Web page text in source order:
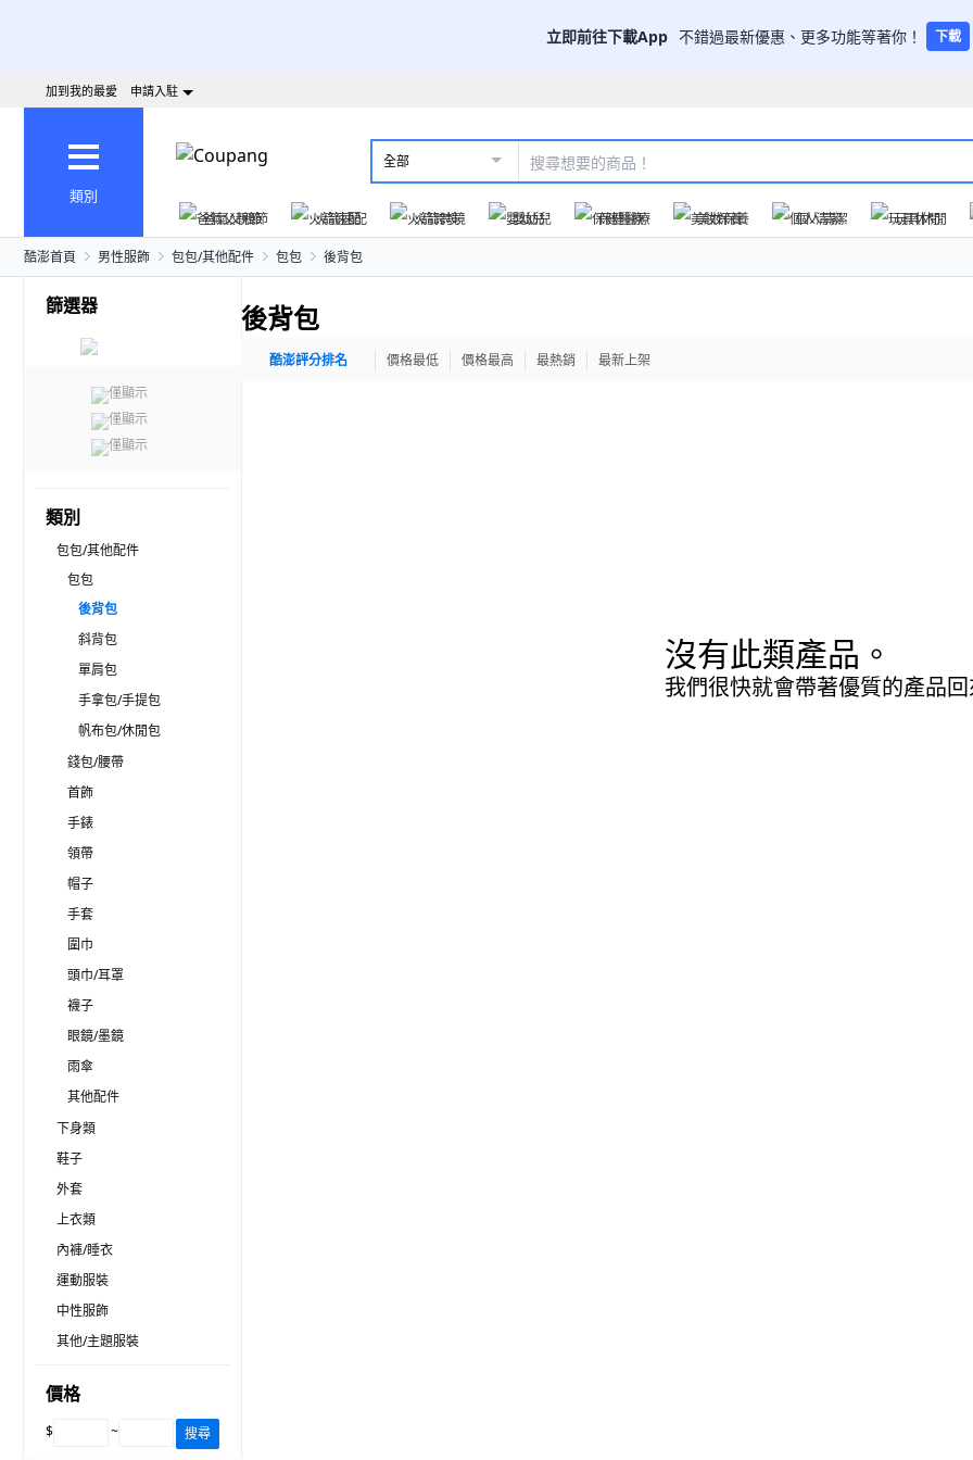
立即前往下載App 不錯過最新優惠、更多功能等著你！ 下載
加到我的最愛 申請入駐
類別
全部
爸氣父親節 火箭速配 火箭跨境 嬰幼兒 保健醫療 美妝保養 個人清潔 玩具休閒
酷澎首頁 男性服飾 包包/其他配件 包包 後背包
篩選器
僅顯示
僅顯示
僅顯示
類別
包包/其他配件
包包
後背包
斜背包
單肩包
手拿包/手提包
帆布包/休閒包
錢包/腰帶
首飾
手錶
領帶
帽子
手套
圍巾
頭巾/耳罩
襪子
眼鏡/墨鏡
雨傘
其他配件
下身類
鞋子
外套
上衣類
內褲/睡衣
運動服裝
中性服飾
其他/主題服裝
價格
$ ~ 搜尋
後背包
酷澎評分排名 價格最低 價格最高 最熱銷 最新上架
沒有此類產品。
我們很快就會帶著優質的產品